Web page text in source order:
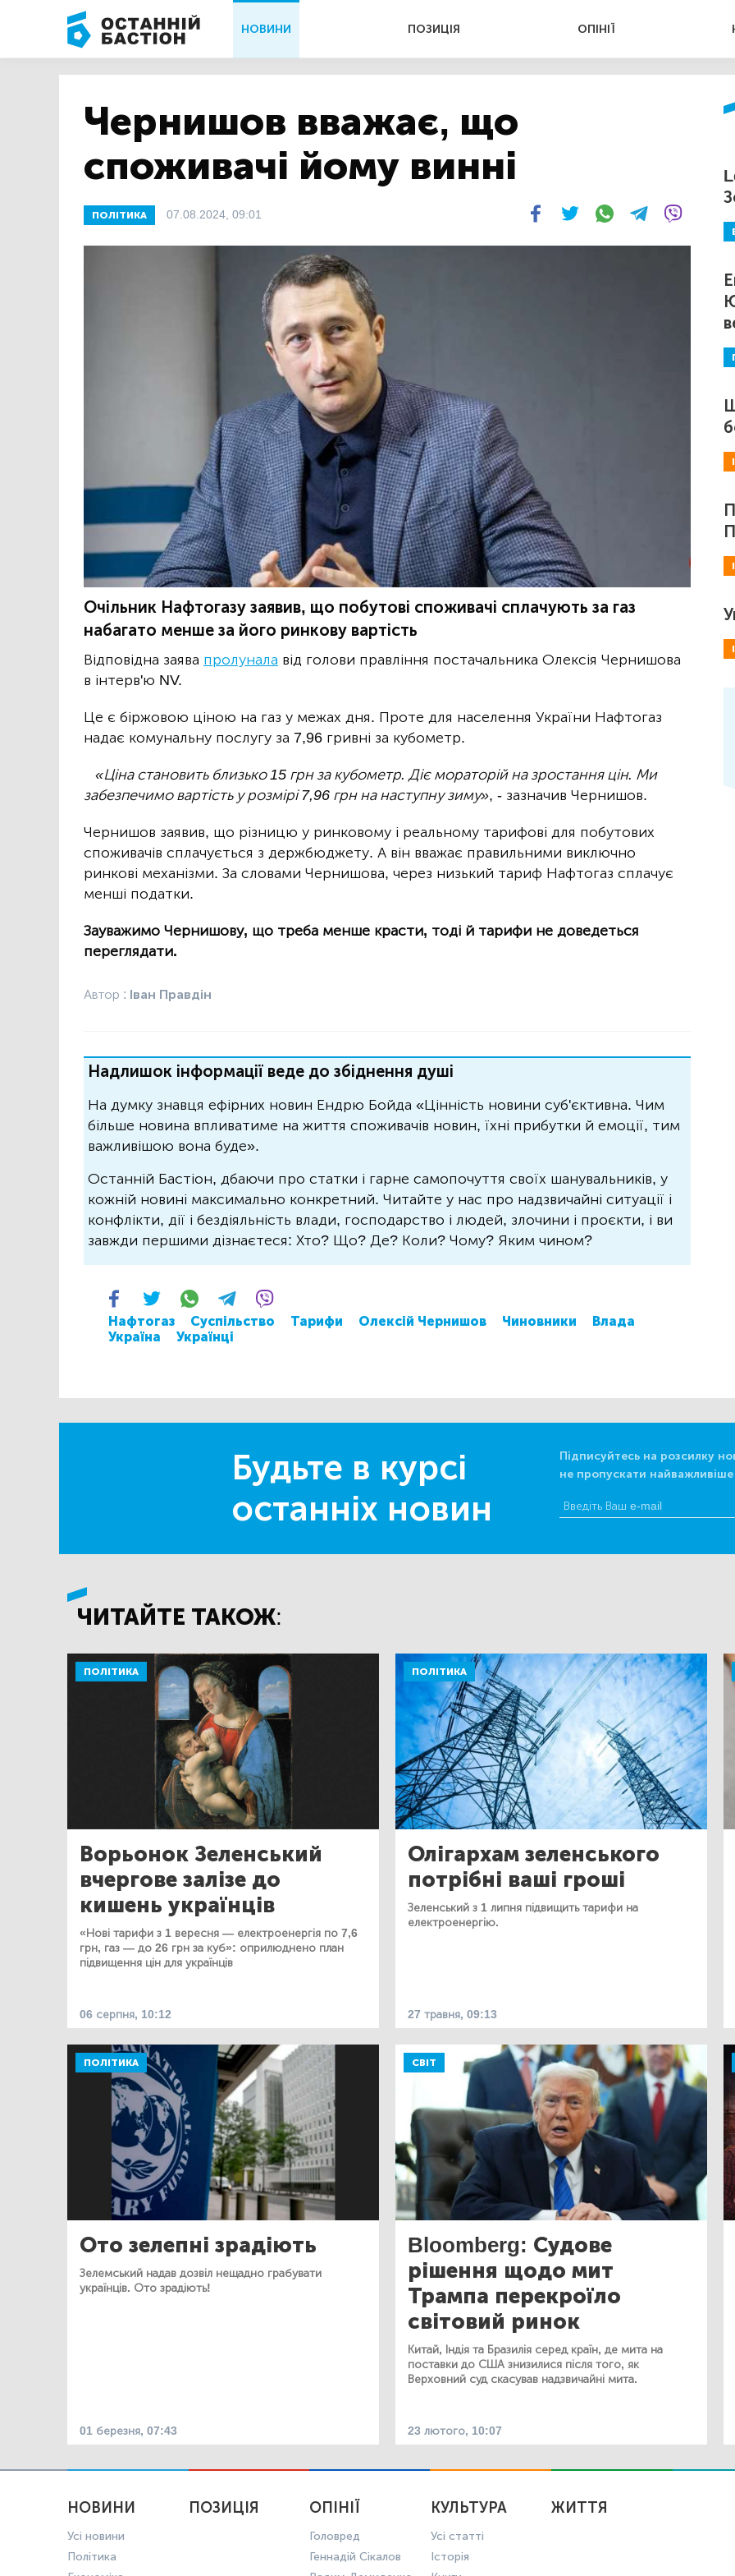
НОВИНИ ПОЗИЦІЯ ОПІНІЇ
Чернишов вважає, що
споживачі йому винні
ПОЛІТИКА 07.08.2024, 09:01
Очільник Нафтогазу заявив, що побутові споживачі сплачують за газ
набагато менше за його ринкову вартість
Відповідна заява пролунала від голови правління постачальника Олексія Чернишова
в інтерв'ю NV.
Це є біржовою ціною на газ у межах дня. Проте для населення України Нафтогаз
надає комунальну послугу за 7,96 гривні за кубометр.
«Ціна становить близько 15 грн за кубометр. Діє мораторій на зростання цін. Ми
забезпечимо вартість у розмірі 7,96 грн на наступну зиму», - зазначив Чернишов.
Чернишов заявив, що різницю у ринковому і реальному тарифові для побутових
споживачів сплачується з держбюджету. А він вважає правильними виключно
ринкові механізми. За словами Чернишова, через низький тариф Нафтогаз сплачує
менші податки.
Зауважимо Чернишову, що треба менше красти, тоді й тарифи не доведеться
переглядати.
Автор : Іван Правдін
Надлишок інформації веде до збіднення душі
На думку знавця ефірних новин Ендрю Бойда «Цінність новини суб'єктивна. Чим
більше новина впливатиме на життя споживачів новин, їхні прибутки й емоції, тим
важливішою вона буде».
Останній Бастіон, дбаючи про статки і гарне самопочуття своїх шанувальників, у
кожній новині максимально конкретний. Читайте у нас про надзвичайні ситуації і
конфлікти, дії і бездіяльність влади, господарство і людей, злочини і проєкти, і ви
завжди першими дізнаєтеся: Хто? Що? Де? Коли? Чому? Яким чином?
Нафтогаз Суспільство Тарифи Олексій Чернишов Чиновники
Влада
Україна
Українці
Будьте в курсі
останніх новин
Підписуйтесь на розсилку
не пропускати найважливіше
ЧИТАЙТЕ ТАКОЖ:
ПОЛІТИКА
Ворьонок Зеленський
вчергове залізе до
кишень українців
«Нові тарифи з 1 вересня — електроенергія по 7,6
грн, газ — до 26 грн за куб»: оприлюднено план
підвищення цін для українців
06 серпня, 10:12
ПОЛІТИКА
Олігархам зеленського
потрібні ваші гроші
Зеленський з 1 липня підвищить тарифи на
електроенергію.
27 травня, 09:13
ПОЛІТИКА
Ото зелепні зрадіють
Зелемський надав дозвіл нещадно грабувати
українців. Ото зрадіють!
01 березня, 07:43
СВІТ
Bloomberg: Судове
рішення щодо мит
Трампа перекроїло
світовий ринок
Китай, Індія та Бразилія серед країн, де мита на
поставки до США знизилися після того, як
Верховний суд скасував надзвичайні мита.
23 лютого, 10:07
НОВИНИ
Усі новини
Політика
ПОЗИЦІЯ ОПІНІЇ
Головред
Геннадій Сікалов
КУЛЬТУРА
Усі статті
Історія
ЖИТТЯ